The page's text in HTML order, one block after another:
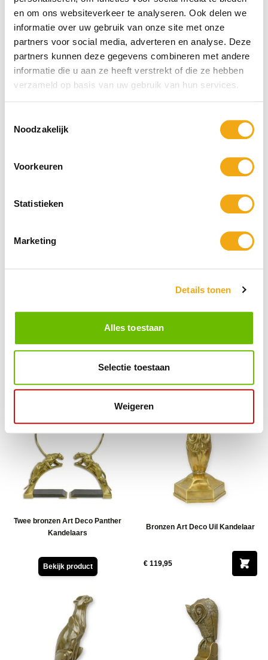
en om ons websiteverkeer te analyseren. Ook delen we
informatie over uw gebruik van onze site met onze
partners voor social media, adverteren en analyse. Deze
partners kunnen deze gegevens combineren met andere
informatie die u aan ze heeft verstrekt of die ze hebben
verzameld op basis van uw gebruik van hun services.
Noodzakelijk
Voorkeuren
Statistieken
Marketing
Details tonen
Alles toestaan
Selectie toestaan
Weigeren
kikker - 90cm hoog
Bronzen beeld van een Kikker -
lengte 114 cm
Bronzen fontein in de vorm van een
kikker die fluit speelt - 93 cm hoog
Twee bronzen Art Deco Panther
Kandelaars
Bekijk product
Bronzen Art Deco Uil Kandelaar
€ 119,95